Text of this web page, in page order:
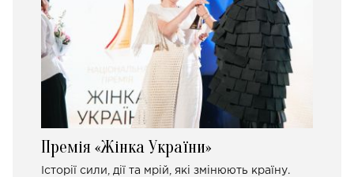
Премія «Жінка України»
Історії сили, дії та мрій, які змінюють країну.